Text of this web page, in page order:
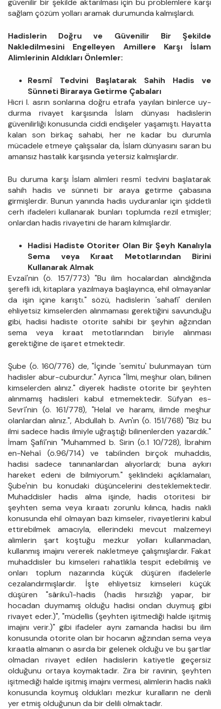
güvenilir bir şekilde aktarılması için bu problemlere karşı
sağlam çözüm yolları aramak durumunda kalmışlardı.
Hadislerin Doğru ve Güvenilir Bir Şekilde
Nakledilmesini Engelleyen Amillere Karşı İslam
Alimlerinin Aldıkları Önlemler:
Resmî Tedvini Başlatarak Sahih Hadis ve
Sünneti Birara­ya Getirme Çabaları
Hicri I. asrın sonlarına doğru etrafa yayılan binlerce uy­
durma rivayet karşısında İslam dünyası hadislerin
güvenilirliği ko­nusunda ciddi endişeler yaşamıştı. Hayatta
kalan son birkaç sahabi, her ne kadar bu durumla
mücadele etmeye çalışsalar da, İslam dün­yasını saran bu
amansız hastalık karşısında yetersiz kalmışlardır.
Bu duruma karşı İslam alimleri resmî tedvini başlatarak
sahih hadis ve sünneti bir araya getirme çabasına
girmişlerdir. Bunun yanında hadis uyduranlar için şiddetli
cerh ifadeleri kullanarak bun­ları toplumda rezil etmişler;
onlardan hadis rivayetini de haram kıl­mışlardır.
Hadisi Hadiste Otoriter Olan Bir Şeyh Kanalıyla
Sema ve­ya Kıraat Metotlarından Birini
Kullanarak Almak
Evzaî'nin (ö. 157/773) "Bu ilim hocalardan alındığında
şerefli idi, kitaplara yazılmaya başlayınca, ehil olmayanlar
da işin içine karış­tı." sözü, hadislerin 'sahafî' denilen
ehliyetsiz kimselerden alınma­ması gerektiğini savunduğu
gibi, hadisi hadiste otorite sahibi bir şeyhin ağzından
sema veya kıraat metotlarından biriyle alınması
gerektiğine de işaret etmektedir.
Şube (ö. 160/776) de, "İçinde 'semitu' bulunmayan tüm
hadisler abur-cuburdur." Ayrıca "İlmi, meşhur olan, bilinen
kimselerden alınız." diyerek hadiste otorite bir şeyhten
alınmamış hadisleri kabul etmemektedir. Süfyan es-
Sevrî'nin (ö. 161/778), "Helal ve haramı, ilimde meş­hur
olanlardan alınız.", Abdullah b. Avn'ın (ö. 151/768) "Biz bu
ilmi sadece hadis ilmiyle uğraştığı bilinenlerden yazardık."
İmam Şafiî'nin "Muhammed b. Sirin (ö.1 10/728), İbrahim
en-Nehaî (ö.96/714) ve tabiînden birçok muhaddis,
hadisi sadece tanınanlardan alıyorlardı; buna aykırı
hareket edeni de bilmiyorum." şeklindeki açıklamaları,
Şube'nin bu konudaki düşüncelerini desteklemektedir.
Muhaddisler hadis alma işinde, hadis otoritesi bir
şeyhten sema veya kıraatı zorunlu kılınca, hadis nakli
konusunda ehil olmayan bazı kimseler, rivayetlerini kabul
ettirebilmek amacıyla, ellerindeki mevcut malzemeyi
alimlerin şart koştuğu mezkur yolları kullanma­dan,
kullanmış imajını vererek nakletmeye çalışmışlardır. Fakat
muhaddisler bu kimseleri rahatlıkla tespit edebilmiş ve
onları toplum nazarında küçük düşüren ifadelerle
cezalandırmışlardır. İşte ehliyet­siz kimseleri küçük
düşüren "sâriku'l-hadis (hadis hırsızlığı yapar, bir
hocadan duymamış olduğu hadisi ondan duymuş gibi
rivayet eder.)", "müdellis (şeyhten işitmediği halde işitmiş
imajını verir.)" gibi ifadeler aynı zamanda hadisi bu ilim
konusunda otorite olan bir ho­canın ağzından sema veya
kıraatla almanın o asırda bir gelenek ol­duğu ve bu şartlar
olmadan rivayet edilen hadislerin katiyetle geçer­siz
olduğunu ortaya koymaktadır. Zira bir ravinin, şeyhten
işitmediği halde işitmiş imajını vermesi, alimlerin hadis nakli
konusunda koy­muş oldukları mezkur kuralların ne denli
yer etmiş olduğunun da bir delili olmaktadır.